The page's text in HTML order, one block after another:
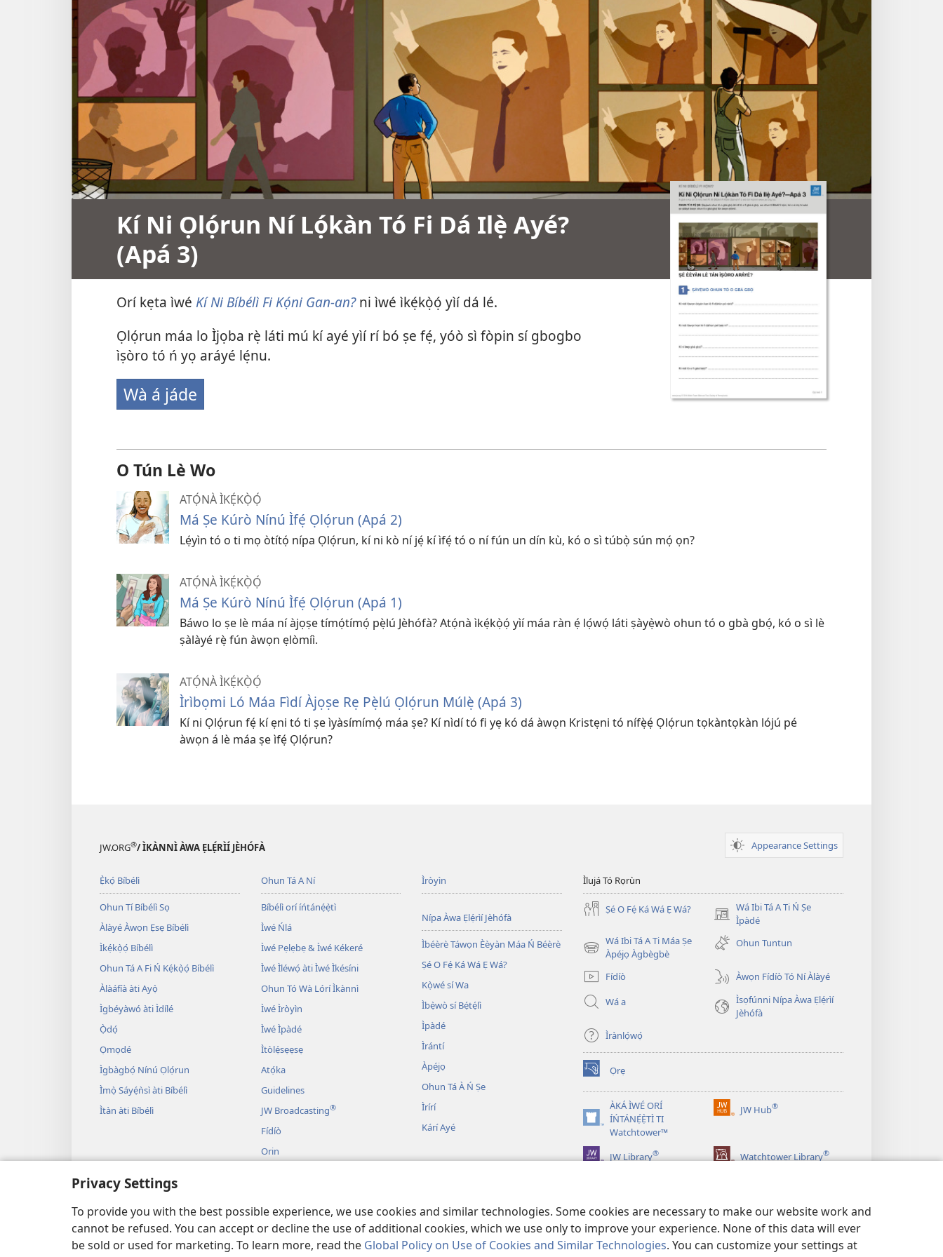
Privacy Settings
To provide you with the best possible experience, we use cookies and similar technologies. Some cookies are necessary to make our website work and
cannot be refused. You can accept or decline the use of additional cookies, which we use only to improve your experience. None of this data will ever
be sold or used for marketing. To learn more, read the Global Policy on Use of Cookies and Similar Technologies. You can customize your settings at
Kí Ni Ọlọ́run Ní Lọ́kàn Tó Fi Dá Ilẹ̀ Ayé?
(Apá 3)
Orí kẹta ìwé Kí Ni Bíbélì Fi Kọ́ni Gan-an?ni ìwé ìkẹ́kọ̀ọ́ yìí dá lé.
Ọlọ́run máa lo Ìjọba rẹ̀ láti mú kí ayé yìí rí bó ṣe fẹ́, yóò sì fòpin sí gbogbo
ìṣòro tó ń yọ aráyé lẹ́nu.
Wà á jáde
O Tún Lè Wo
ATỌ́NÀ ÌKẸ́KỌ̀Ọ́
Má Ṣe Kúrò Nínú Ìfẹ́ Ọlọ́run (Apá 2)
Lẹ́yìn tó o ti mọ òtítọ́ nípa Ọlọ́run, kí ni kò ní jẹ́ kí ìfẹ́ tó o ní fún un dín kù, kó o sì túbọ̀ sún mọ́ ọn?
ATỌ́NÀ ÌKẸ́KỌ̀Ọ́
Má Ṣe Kúrò Nínú Ìfẹ́ Ọlọ́run (Apá 1)
Báwo lo ṣe lè máa ní àjọṣe tímọ́tímọ́ pẹ̀lú Jèhófà? Atọ́nà ìkẹ́kọ̀ọ́ yìí máa ràn ẹ́ lọ́wọ́ láti ṣàyẹ̀wò ohun tó o gbà gbọ́, kó o sì lè
ṣàlàyé rẹ̀ fún àwọn ẹlòmíì.
ATỌ́NÀ ÌKẸ́KỌ̀Ọ́
Ìrìbọmi Ló Máa Fìdí Àjọṣe Rẹ Pẹ̀lú Ọlọ́run Múlẹ̀ (Apá 3)
Kí ni Ọlọ́run fẹ́ kí ẹni tó ti ṣe ìyàsímímọ́ máa ṣe? Kí nìdí tó fi yẹ kó dá àwọn Kristẹni tó nífẹ̀ẹ́ Ọlọ́run tọkàntọkàn lójú pé
àwọn á lè máa ṣe ìfẹ́ Ọlọ́run?
JW.ORG®/ ÌKÀNNÌ ÀWA ẸLẸ́RÌÍ JÈHÓFÀ Appearance Settings
Ẹ̀kọ́ Bíbélì
Ohun Tí Bíbélì Sọ
Àlàyé Àwọn Ẹsẹ Bíbélì
Ìkẹ́kọ̀ọ́ Bíbélì
Ohun Tá A Fi Ń Kẹ́kọ̀ọ́ Bíbélì
Àlàáfíà àti Ayọ̀
Ìgbéyàwó àti Ìdílé
Ọ̀dọ́
Ọmọdé
Ìgbàgbọ́ Nínú Ọlọ́run
Ìmọ̀ Sáyẹ́ǹsì àti Bíbélì
Ìtàn àti Bíbélì
Ohun Tá A Ní
Bíbélì orí íńtánẹ́ẹ̀tì
Ìwé Ńlá
Ìwé Pẹlẹbẹ & Ìwé Kékeré
Ìwé Ìléwọ́ àti Ìwé Ìkésíni
Ohun Tó Wà Lórí Ìkànnì
Ìwé Ìròyìn
Ìwé Ìpàdé
Ìtòlẹ́sẹẹsẹ
Atọ́ka
Guidelines
JW Broadcasting®
Fídíò
Orin
Bíbélì Kíkà Bí Ẹni Ṣe Eré Ìtàn
Ìròyìn
Nípa Àwa Ẹlẹ́rìí Jèhófà
Ìbéèrè Táwọn Èèyàn Máa Ń Béèrè
Ṣé O Fẹ́ Ká Wá Ẹ Wá?
Kọ̀wé sí Wa
Ìbẹ̀wò sí Bẹ́tẹ́lì
Ìpàdé
Ìrántí
Àpéjọ
Ohun Tá À Ń Ṣe
Ìrírí
Kárí Ayé
Ìlujá Tó Rọrùn
Ṣé O Fẹ́ Ká Wá Ẹ Wá?
Wá Ibi Tá A Ti Ń Ṣe
Ìpàdé
(opens
new
window)
Wá Ibi Tá A Ti Máa Ṣe
Àpéjọ Àgbègbè
(opens
window)
Ohun Tuntun
Fídíò
Àwọn Fídíò Tó Ní Àlàyé
Wá a
Ìsọfúnni Nípa Àwa Ẹlẹ́rìí
Jèhófà
Ìrànlọ́wọ́
Ọrẹ
(opens
new
window)ÀKÁ ÌWÉ ORÍ
ÍŃTÁNẸ́Ẹ̀TÌ TI
Watchtower™
(opens
window)
JW Hub®
(opens
JW Library® Watchtower Library®